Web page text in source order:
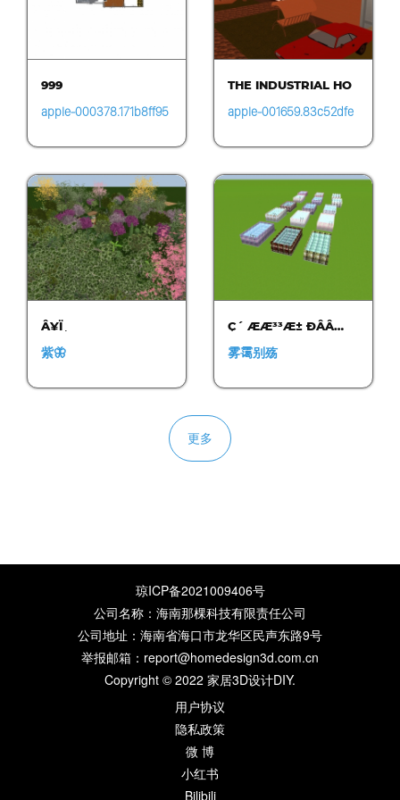
999
apple-000378.171b8ff95
THE INDUSTRIAL HO
apple-001659.83c52dfe
Â¥Ï¸
紫🦋
Ç´ ÆÆ³³Æ± ÐÂÂ…
雾霭别殇
更多
琼ICP备2021009406号
公司名称：海南那棵科技有限责任公司
公司地址：海南省海口市龙华区民声东路9号
举报邮箱：report@homedesign3d.com.cn
Copyright © 2022 家居3D设计DIY.
用户协议
隐私政策
微 博
小红书
Bilibili